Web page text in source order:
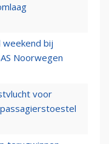
weekend bij
Noorwegen
voor